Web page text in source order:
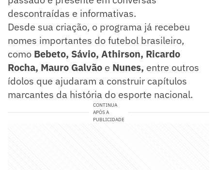
descontraídas e informativas.
Desde sua criação, o programa já recebeu
nomes importantes do futebol brasileiro,
como Bebeto, Sávio, Athirson, Ricardo
Rocha, Mauro Galvão e Nunes, entre outros
ídolos que ajudaram a construir capítulos
marcantes da história do esporte nacional.
CONTINUA
APÓS A
PUBLICIDADE